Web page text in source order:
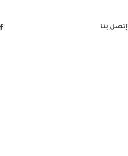
إتصل بنا